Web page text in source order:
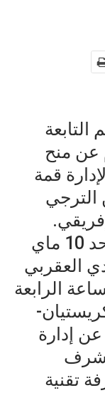
التابعة
عن منح
قمة
الترجي
المباراة التي ستجرى يوم الأحد 10 ماي
العقربي
الرابعة
إدارة
تقنية